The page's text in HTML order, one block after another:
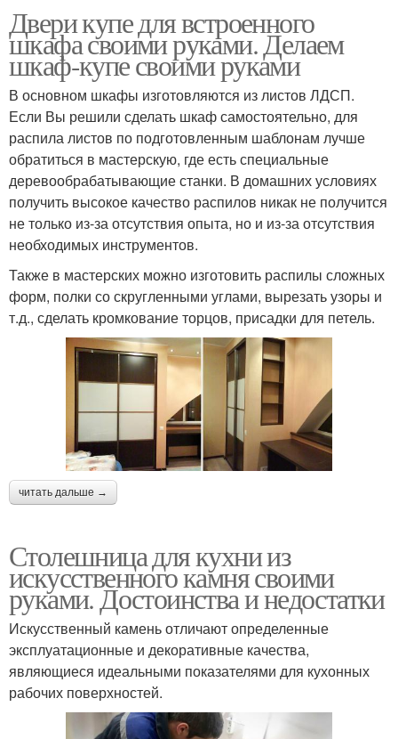
Двери купе для встроенного
шкафа своими руками. Делаем
шкаф-купе своими руками
В основном шкафы изготовляются из листов ЛДСП.
Если Вы решили сделать шкаф самостоятельно, для
распила листов по подготовленным шаблонам лучше
обратиться в мастерскую, где есть специальные
деревообрабатывающие станки. В домашних условиях
получить высокое качество распилов никак не получится
не только из-за отсутствия опыта, но и из-за отсутствия
необходимых инструментов.
Также в мастерских можно изготовить распилы сложных
форм, полки со скругленными углами, вырезать узоры и
т.д., сделать кромкование торцов, присадки для петель.
читать дальше →
Столешница для кухни из
искусственного камня своими
руками. Достоинства и недостатки
Искусственный камень отличают определенные
эксплуатационные и декоративные качества,
являющиеся идеальными показателями для кухонных
рабочих поверхностей.